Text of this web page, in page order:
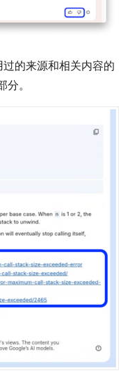
的来源和相关内容的
分。